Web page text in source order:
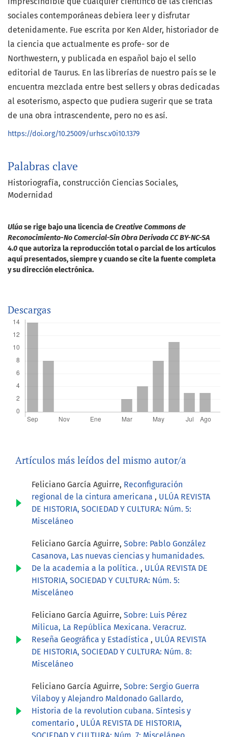
Palabras clave
Historiografía construcción Ciencias Sociales
Modernidad
sociales contemporáneas debiera leer y disfrutar
detenidamente. Fue escrita por Ken Alder, historiador de
la ciencia que actualmente es profe- sor de
Northwestern, y publicada en español bajo el sello
editorial de Taurus. En las librerías de nuestro país se le
encuentra mezclada entre best sellers y obras dedicadas
al esoterismo, aspecto que pudiera sugerir que se trata
de una obra intrascendente, pero no es así.
https://doi.org/10.25009/urhsc.v0i10.1379
Ulúase rige bajo una licencia deCreative Commons de
Reconocimiento-No Comercial-Sin Obra Derivada CC BY-NC-SA
4.0que autoriza la reproducción total o parcial de los artículos
aquí presentados, siempre y cuando se cite la fuente completa
y su dirección electrónica.
Descargas
Artículos más leídos del mismo autor/a
Feliciano García Aguirre, Reconfiguración
regional de la cintura americana , ULÚA REVISTA
DE HISTORIA, SOCIEDAD Y CULTURA: Núm. 5:
Misceláneo
Feliciano García Aguirre, Sobre: Pablo González
Casanova, Las nuevas ciencias y humanidades.
De la academia a la política. , ULÚA REVISTA DE
HISTORIA, SOCIEDAD Y CULTURA: Núm. 5:
Misceláneo
Feliciano García Aguirre, Sobre: Luis Pérez
Milicua, La República Mexicana. Veracruz.
Reseña Geográfica y Estadística , ULÚA REVISTA
DE HISTORIA, SOCIEDAD Y CULTURA: Núm. 8:
Misceláneo
Feliciano García Aguirre, Sobre: Sergio Guerra
Vilaboy y Alejandro Maldonado Gallardo,
Historia de la revolution cubana. Síntesis y
comentario , ULÚA REVISTA DE HISTORIA,
SOCIEDAD Y CULTURA: Núm. 7: Misceláneo